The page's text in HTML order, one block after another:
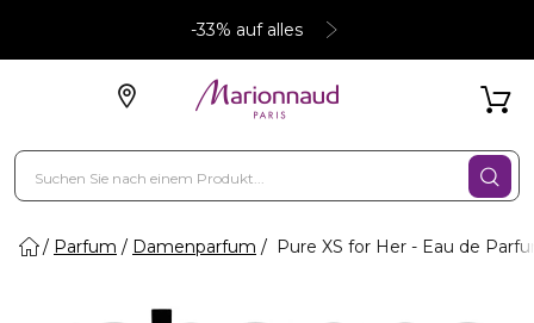
-33% auf alles
Parfum Damenparfum Pure XS for Her - Eau de